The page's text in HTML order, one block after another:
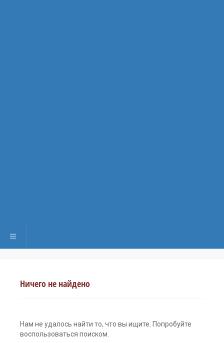
Переключить навигацию
Ничего не найдено
Нам не удалось найти то, что вы ищите. Попробуйте
воспользоваться поиском.